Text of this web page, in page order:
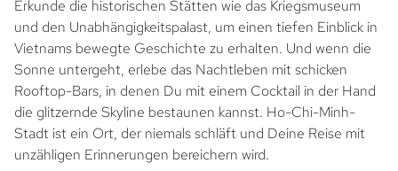
Erkunde die historischen Stätten wie das Kriegsmuseum
und den Unabhängigkeitspalast, um einen tiefen Einblick in
Vietnams bewegte Geschichte zu erhalten. Und wenn die
Sonne untergeht, erlebe das Nachtleben mit schicken
Rooftop-Bars, in denen Du mit einem Cocktail in der Hand
die glitzernde Skyline bestaunen kannst. Ho-Chi-Minh-
Stadt ist ein Ort, der niemals schläft und Deine Reise mit
unzähligen Erinnerungen bereichern wird.